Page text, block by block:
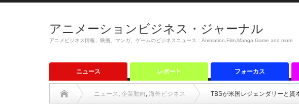
アニメーションビジネス・ジャーナル
アニメビジネス情報、映画、マンガ、ゲームのビジネスニュース：Animation,Film,Manga,Game and more
ニュース レポート フォーカス
ニュース, 企業動向 , 海外ビジネス TBSが米国レジェンダリーと